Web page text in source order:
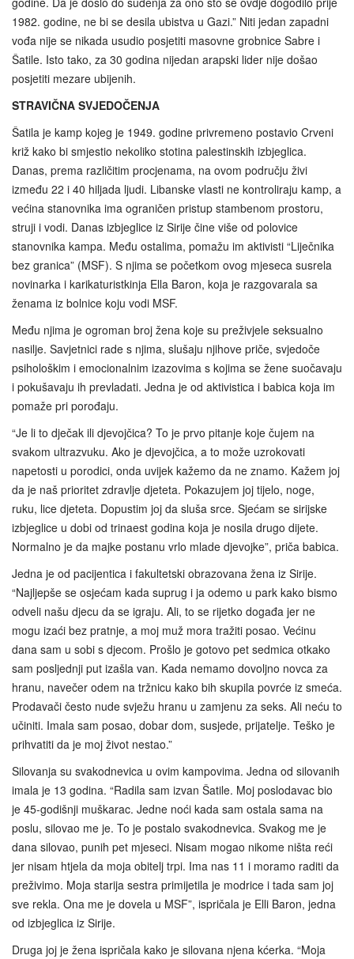
1982. godine, ne bi se desila ubistva u Gazi.” Niti jedan zapadni
vođa nije se nikada usudio posjetiti masovne grobnice Sabre i
Šatile. Isto tako, za 30 godina nijedan arapski lider nije došao
posjetiti mezare ubijenih.
STRAVIČNA SVJEDOČENJA
Šatila je kamp kojeg je 1949. godine privremeno postavio Crveni
križ kako bi smjestio nekoliko stotina palestinskih izbjeglica.
Danas, prema različitim procjenama, na ovom području živi
između 22 i 40 hiljada ljudi. Libanske vlasti ne kontroliraju kamp, a
većina stanovnika ima ograničen pristup stambenom prostoru,
struji i vodi. Danas izbjeglice iz Sirije čine više od polovice
stanovnika kampa. Među ostalima, pomažu im aktivisti “Liječnika
bez granica” (MSF). S njima se početkom ovog mjeseca susrela
novinarka i karikaturistkinja Ella Baron, koja je razgovarala sa
ženama iz bolnice koju vodi MSF.
Među njima je ogroman broj žena koje su preživjele seksualno
nasilje. Savjetnici rade s njima, slušaju njihove priče, svjedoče
psihološkim i emocionalnim izazovima s kojima se žene suočavaju
i pokušavaju ih prevladati. Jedna je od aktivistica i babica koja im
pomaže pri porođaju.
“Je li to dječak ili djevojčica? To je prvo pitanje koje čujem na
svakom ultrazvuku. Ako je djevojčica, a to može uzrokovati
napetosti u porodici, onda uvijek kažemo da ne znamo. Kažem joj
da je naš prioritet zdravlje djeteta. Pokazujem joj tijelo, noge,
ruku, lice djeteta. Dopustim joj da sluša srce. Sjećam se sirijske
izbjeglice u dobi od trinaest godina koja je nosila drugo dijete.
Normalno je da majke postanu vrlo mlade djevojke”, priča babica.
Jedna je od pacijentica i fakultetski obrazovana žena iz Sirije.
“Najljepše se osjećam kada suprug i ja odemo u park kako bismo
odveli našu djecu da se igraju. Ali, to se rijetko događa jer ne
mogu izaći bez pratnje, a moj muž mora tražiti posao. Većinu
dana sam u sobi s djecom. Prošlo je gotovo pet sedmica otkako
sam posljednji put izašla van. Kada nemamo dovoljno novca za
hranu, navečer odem na tržnicu kako bih skupila povrće iz smeća.
Prodavači često nude svježu hranu u zamjenu za seks. Ali neću to
učiniti. Imala sam posao, dobar dom, susjede, prijatelje. Teško je
prihvatiti da je moj život nestao.”
Silovanja su svakodnevica u ovim kampovima. Jedna od silovanih
imala je 13 godina. “Radila sam izvan Šatile. Moj poslodavac bio
je 45-godišnji muškarac. Jedne noći kada sam ostala sama na
poslu, silovao me je. To je postalo svakodnevica. Svakog me je
dana silovao, punih pet mjeseci. Nisam mogao nikome ništa reći
jer nisam htjela da moja obitelj trpi. Ima nas 11 i moramo raditi da
preživimo. Moja starija sestra primijetila je modrice i tada sam joj
sve rekla. Ona me je dovela u MSF”, ispričala je Elli Baron, jedna
od izbjeglica iz Sirije.
Druga joj je žena ispričala kako je silovana njena kćerka. “Moja